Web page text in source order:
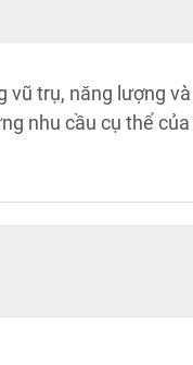
vũ trụ, năng lượng
nhu cầu cụ thể